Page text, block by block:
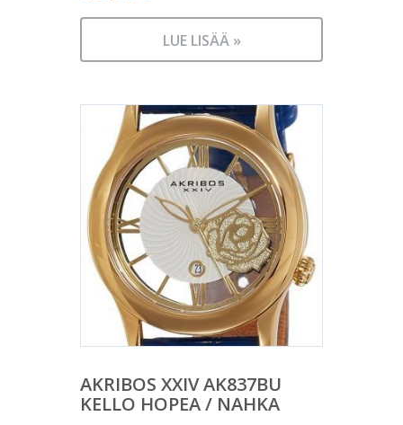
LUE LISÄÄ »
AKRIBOS XXIV AK837BU
KELLO HOPEA / NAHKA